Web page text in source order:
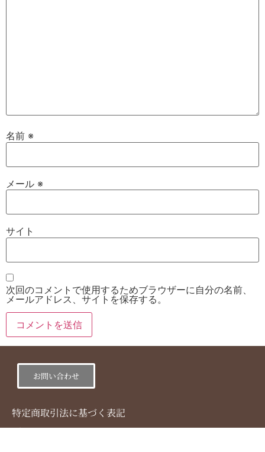
名前 ※
メール ※
サイト
次回のコメントで使用するためブラウザーに自分の名前、
メールアドレス、サイトを保存する。
お問い合わせ
特定商取引法に基づく表記
プライバシーポリシー